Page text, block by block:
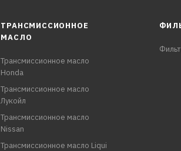
ТРАНСМИССИОННОЕ
МАСЛО
Трансмиссионное масло
Honda
Трансмиссионное масло
Лукойл
Трансмиссионное масло
Nissan
Трансмиссионное масло Liqui